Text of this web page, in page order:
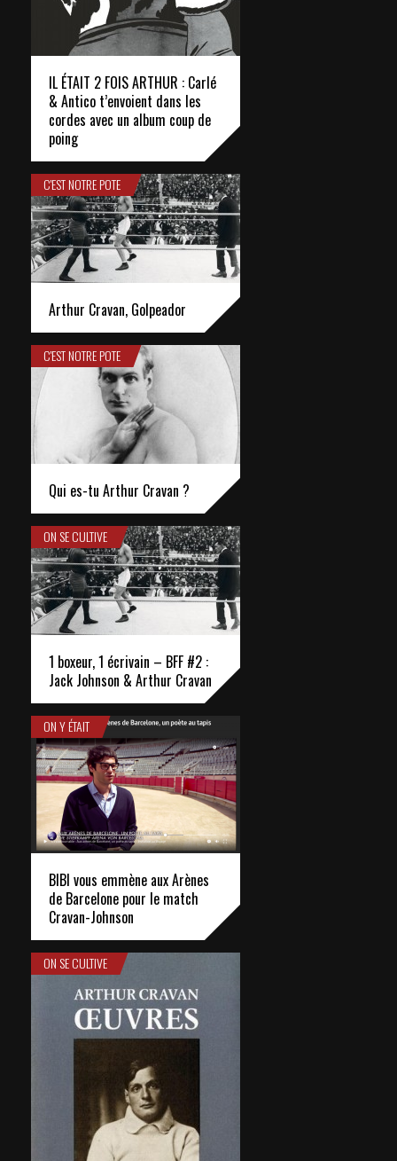
IL ÉTAIT 2 FOIS ARTHUR : Carlé
& Antico t’envoient dans les
cordes avec un album coup de
poing
C'EST NOTRE POTE
Arthur Cravan, Golpeador
C'EST NOTRE POTE
Qui es-tu Arthur Cravan ?
ON SE CULTIVE
1 boxeur, 1 écrivain – BFF #2 :
Jack Johnson & Arthur Cravan
ON Y ÉTAIT
BIBI vous emmène aux Arènes
de Barcelone pour le match
Cravan-Johnson
ON SE CULTIVE